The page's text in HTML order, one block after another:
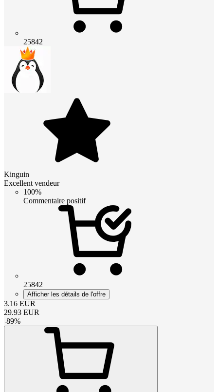
25842
Kinguin
Excellent vendeur
100%
Commentaire positif
25842
Afficher les détails de l'offre
3.16 EUR
29.93 EUR
-89%